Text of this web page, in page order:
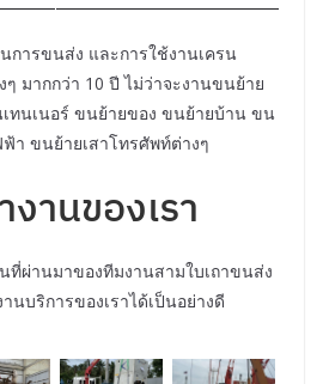
การขนส่ง และการใช้งานเครน
ๆ มากกว่า 10 ปี ไม่ว่าจะงานขนย้าย
เทนเนอร์ ขนย้ายของ ขนย้ายบ้าน ขน
า ขนย้ายเสาโทรศัพท์ต่างๆ
งานของเรา
ที่ผ่านมาของทีมงานสามใบเถาขนส่ง
บริการของเราได้เป็นอย่างดี